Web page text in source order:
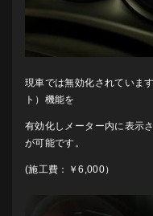
現車では無効化されていま
ト）機能を
有効化しメーター内に表示
が可能です。
(施工費：￥6,000）